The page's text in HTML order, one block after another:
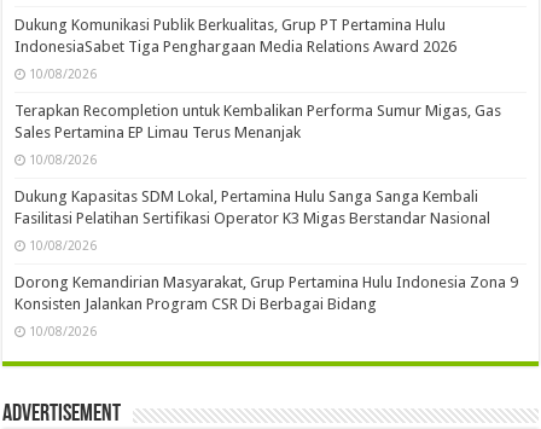
Dukung Komunikasi Publik Berkualitas, Grup PT Pertamina Hulu
IndonesiaSabet Tiga Penghargaan Media Relations Award 2026
10/08/2026
Terapkan Recompletion untuk Kembalikan Performa Sumur Migas, Gas
Sales Pertamina EP Limau Terus Menanjak
10/08/2026
Dukung Kapasitas SDM Lokal, Pertamina Hulu Sanga Sanga Kembali
Fasilitasi Pelatihan Sertifikasi Operator K3 Migas Berstandar Nasional
10/08/2026
Dorong Kemandirian Masyarakat, Grup Pertamina Hulu Indonesia Zona 9
Konsisten Jalankan Program CSR Di Berbagai Bidang
10/08/2026
Advertisement